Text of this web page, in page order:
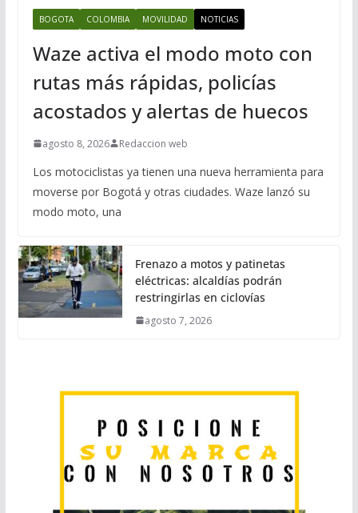
BOGOTA COLOMBIA MOVILIDAD NOTICIAS
Waze activa el modo moto con
rutas más rápidas, policías
acostados y alertas de huecos
agosto 8, 2026 Redaccion web
Los motociclistas ya tienen una nueva herramienta para
moverse por Bogotá y otras ciudades. Waze lanzó su
modo moto, una
Frenazo a motos y patinetas
eléctricas: alcaldías podrán
restringirlas en ciclovías
agosto 7, 2026